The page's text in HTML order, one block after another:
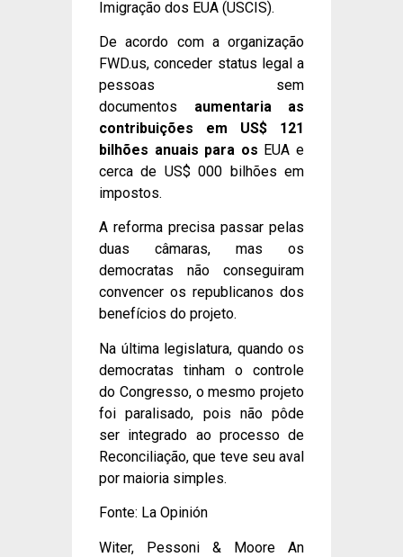
Imigração dos EUA (USCIS).
De acordo com a organização
FWD.us, conceder status legal a
pessoas sem
documentos aumentaria as
contribuições em US$ 121
bilhões anuais para os EUA e
cerca de US$ 000 bilhões em
impostos.
A reforma precisa passar pelas
duas câmaras, mas os
democratas não conseguiram
convencer os republicanos dos
benefícios do projeto.
Na última legislatura, quando os
democratas tinham o controle
do Congresso, o mesmo projeto
foi paralisado, pois não pôde
ser integrado ao processo de
Reconciliação, que teve seu aval
por maioria simples.
Fonte: La Opinión
Witer, Pessoni & Moore An